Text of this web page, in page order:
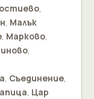
,
, Малък
, Марково,
,
, Съединение,
, Цар